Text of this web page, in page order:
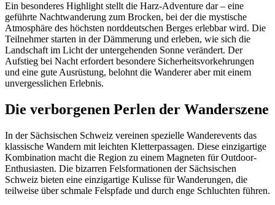
Ein besonderes Highlight stellt die Harz-Adventure dar – eine
geführte Nachtwanderung zum Brocken, bei der die mystische
Atmosphäre des höchsten norddeutschen Berges erlebbar wird. Die
Teilnehmer starten in der Dämmerung und erleben, wie sich die
Landschaft im Licht der untergehenden Sonne verändert. Der
Aufstieg bei Nacht erfordert besondere Sicherheitsvorkehrungen
und eine gute Ausrüstung, belohnt die Wanderer aber mit einem
unvergesslichen Erlebnis.
Die verborgenen Perlen der Wanderszene
In der Sächsischen Schweiz vereinen spezielle Wanderevents das
klassische Wandern mit leichten Kletterpassagen. Diese einzigartige
Kombination macht die Region zu einem Magneten für Outdoor-
Enthusiasten. Die bizarren Felsformationen der Sächsischen
Schweiz bieten eine einzigartige Kulisse für Wanderungen, die
teilweise über schmale Felspfade und durch enge Schluchten führen.